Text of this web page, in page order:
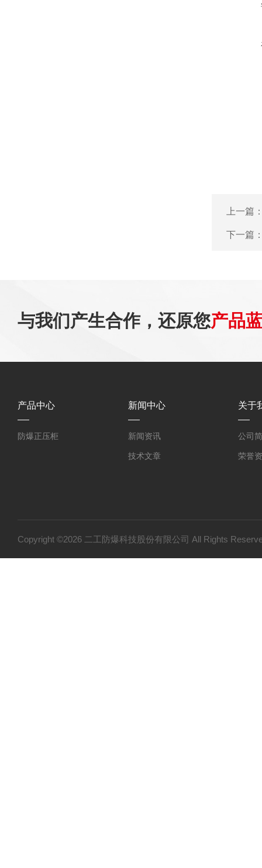
上一篇
下一篇
与我们产生合作，还原您产品
产品中心
防爆正压柜
新闻中心
新闻资讯
技术文章
关于
公司
荣誉
Copyright ©2026 二工防爆科技股份有限公司 All Rights